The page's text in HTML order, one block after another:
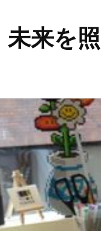
未来を